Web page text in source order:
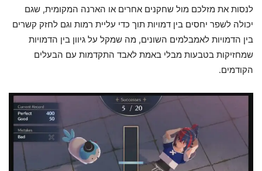
לנסות את מזלכם מול שחקנים אחרים או הארנה המקומית, שגם
יכולה לשפר יחסים בין דמויות תוך כדי עליית רמות וגם לחזק קשרים
בין הדמויות לאמבלמים השונים, מה שמקל על גיוון בין הדמויות
שמחזיקות בטבעות מבלי באמת לאבד התקדמות עם הבעלים
הקודמים.